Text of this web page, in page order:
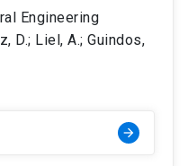
Engineering
D.; Liel, A.; Guindos,
arrow_forward